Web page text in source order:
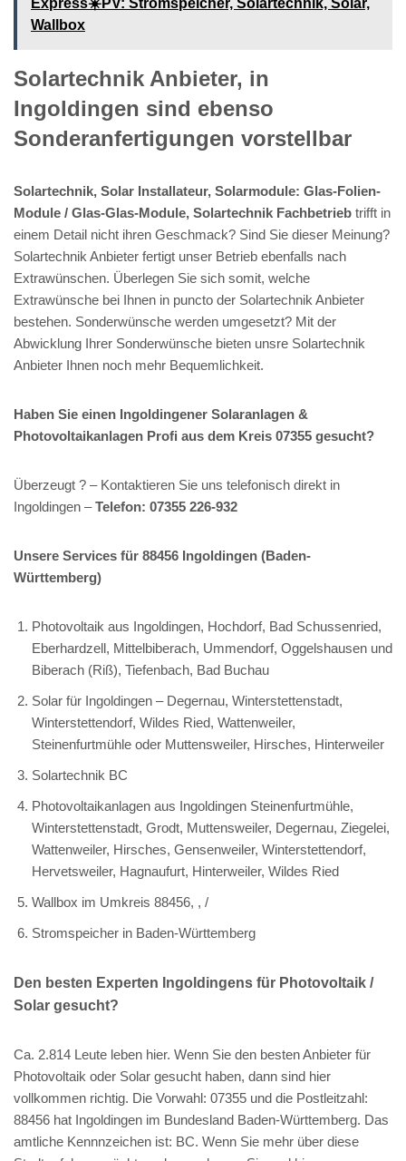
Wallbox
Solartechnik Anbieter, in
Ingoldingen sind ebenso
Sonderanfertigungen vorstellbar
Solartechnik, Solar Installateur, Solarmodule: Glas-Folien-
Module / Glas-Glas-Module, Solartechnik Fachbetrieb trifft in
einem Detail nicht ihren Geschmack? Sind Sie dieser Meinung?
Solartechnik Anbieter fertigt unser Betrieb ebenfalls nach
Extrawünschen. Überlegen Sie sich somit, welche
Extrawünsche bei Ihnen in puncto der Solartechnik Anbieter
bestehen. Sonderwünsche werden umgesetzt? Mit der
Abwicklung Ihrer Sonderwünsche bieten unsre Solartechnik
Anbieter Ihnen noch mehr Bequemlichkeit.
Haben Sie einen Ingoldingener Solaranlagen &
Photovoltaikanlagen Profi aus dem Kreis 07355 gesucht?
Überzeugt ? – Kontaktieren Sie uns telefonisch direkt in
Ingoldingen –Telefon: 07355 226-932
Unsere Services für 88456 Ingoldingen (Baden-
Württemberg)
Photovoltaik aus Ingoldingen, Hochdorf, Bad Schussenried,
Eberhardzell, Mittelbiberach, Ummendorf, Oggelshausen und
Biberach (Riß), Tiefenbach, Bad Buchau
Solar für Ingoldingen – Degernau, Winterstettenstadt,
Winterstettendorf, Wildes Ried, Wattenweiler,
Steinenfurtmühle oder Muttensweiler, Hirsches, Hinterweiler
Solartechnik BC
Photovoltaikanlagen aus Ingoldingen Steinenfurtmühle,
Winterstettenstadt, Grodt, Muttensweiler, Degernau, Ziegelei,
Wattenweiler, Hirsches, Gensenweiler, Winterstettendorf,
Hervetsweiler, Hagnaufurt, Hinterweiler, Wildes Ried
Wallbox im Umkreis 88456, , /
Stromspeicher in Baden-Württemberg
Den besten Experten Ingoldingens für Photovoltaik /
Solar gesucht?
Ca. 2.814 Leute leben hier. Wenn Sie den besten Anbieter für
Photovoltaik oder Solar gesucht haben, dann sind hier
vollkommen richtig. Die Vorwahl: 07355 und die Postleitzahl:
88456 hat Ingoldingen im Bundesland Baden-Württemberg. Das
amtliche Kennnzeichen ist: BC. Wenn Sie mehr über diese